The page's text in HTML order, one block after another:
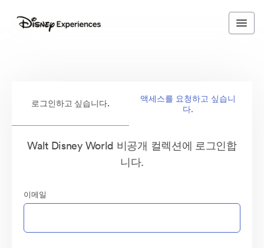
로그인하고 싶습니다.
액세스를 요청하고 싶습니
다.
Walt Disney World 비공개 컬렉션에 로그인합
니다.
이메일